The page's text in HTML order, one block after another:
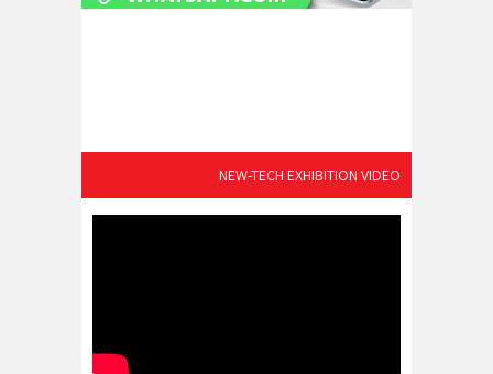
NEW-TECH EXHIBITION VIDEO